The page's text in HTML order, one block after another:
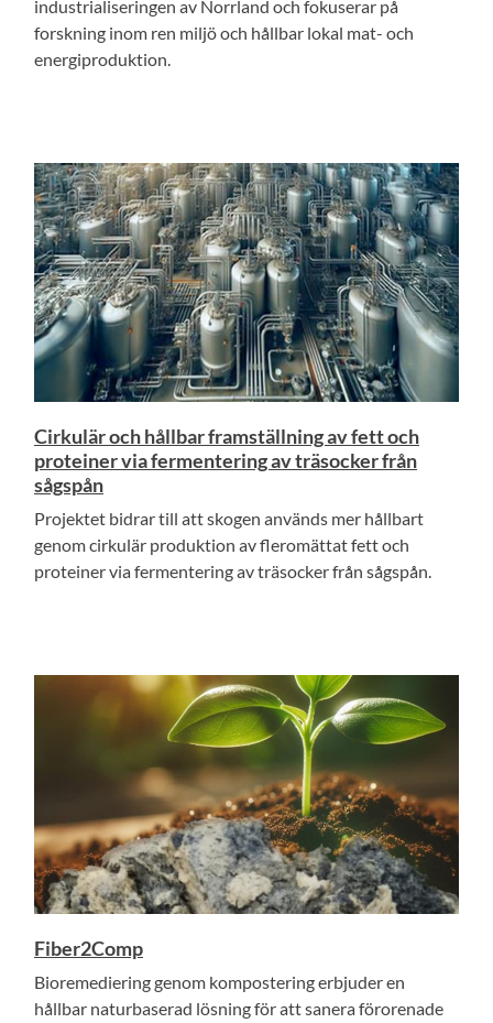
industrialiseringen av Norrland och fokuserar på
forskning inom ren miljö och hållbar lokal mat- och
energiproduktion.
Cirkulär och hållbar framställning av fett och
proteiner via fermentering av träsocker från
sågspån
Projektet bidrar till att skogen används mer hållbart
genom cirkulär produktion av fleromättat fett och
proteiner via fermentering av träsocker från sågspån.
Fiber2Comp
Bioremediering genom kompostering erbjuder en
hållbar naturbaserad lösning för att sanera förorenade